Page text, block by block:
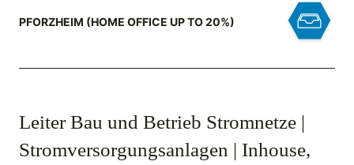
PFORZHEIM (HOME OFFICE UP TO 20%)
Leiter Bau und Betrieb Stromnetze |
Stromversorgungsanlagen | Inhouse,